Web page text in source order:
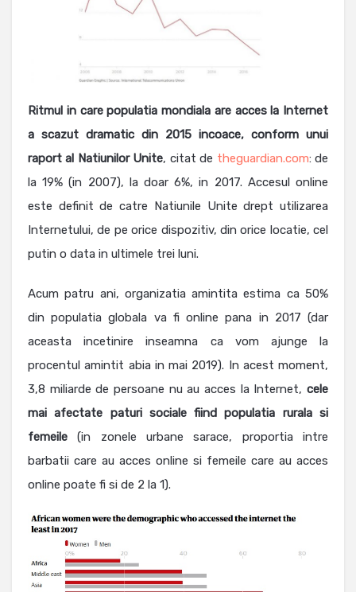
Ritmul in care populatia mondiala are acces la Internet
a scazut dramatic din 2015 incoace, conform unui
raport al Natiunilor Unite, citat de theguardian.com: de
la 19% (in 2007), la doar 6%, in 2017. Accesul online
este definit de catre Natiunile Unite drept utilizarea
Internetului, de pe orice dispozitiv, din orice locatie, cel
putin o data in ultimele trei luni.
Acum patru ani, organizatia amintita estima ca 50%
din populatia globala va fi online pana in 2017 (dar
aceasta incetinire inseamna ca vom ajunge la
procentul amintit abia in mai 2019). In acest moment,
3,8 miliarde de persoane nu au acces la Internet, cele
mai afectate paturi sociale fiind populatia rurala si
femeile (in zonele urbane sarace, proportia intre
barbatii care au acces online si femeile care au acces
online poate fi si de 2 la 1).